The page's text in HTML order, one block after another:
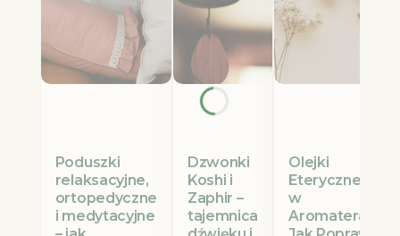
Poduszki
relaksacyjne,
ortopedyczne
i medytacyjne
Dzwonki
Koshi i
Zaphir –
tajemnica
Olejki
Eteryczne Etja
w
Aromaterapii: